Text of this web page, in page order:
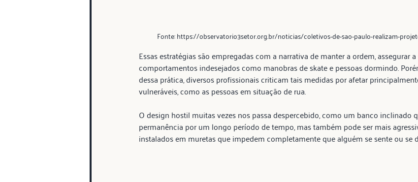
Fonte: https://observatorio3setor.org.br/noticias/coletivos-de-sao-paulo-realizam-
Essas estratégias são empregadas com a narrativa de manter a ordem, assegurar
comportamentos indesejados como manobras de skate e pessoas dormindo.
dessa prática, diversos profissionais criticam tais medidas por afetar
vulneráveis, como as pessoas em situação de rua.
O design hostil muitas vezes nos passa despercebido, como um banco inclinado
permanência por um longo período de tempo, mas também pode ser mais
instalados em muretas que impedem completamente que alguém se sente ou se